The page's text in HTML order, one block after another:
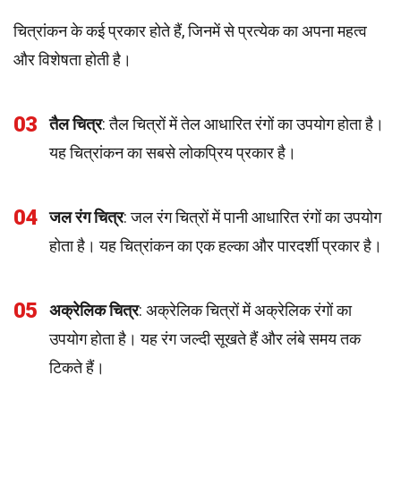
चित्रांकन के कई प्रकार होते हैं, जिनमें से प्रत्येक का अपना महत्व
और विशेषता होती है।
03 तैल चित्र: तैल चित्रों में तेल आधारित रंगों का उपयोग होता है।
यह चित्रांकन का सबसे लोकप्रिय प्रकार है।
04 जल रंग चित्र: जल रंग चित्रों में पानी आधारित रंगों का उपयोग
होता है। यह चित्रांकन का एक हल्का और पारदर्शी प्रकार है।
05 अक्रेलिक चित्र: अक्रेलिक चित्रों में अक्रेलिक रंगों का
उपयोग होता है। यह रंग जल्दी सूखते हैं और लंबे समय तक
टिकते हैं।